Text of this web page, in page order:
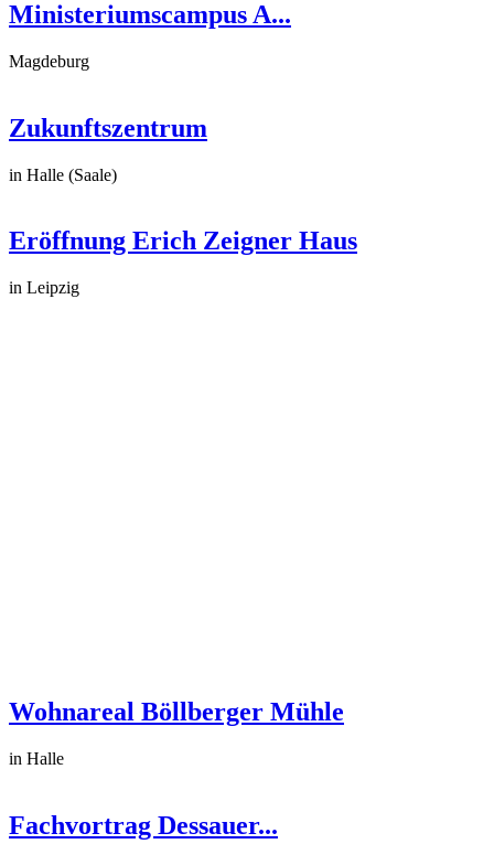
Ministeriumscampus A...
Magdeburg
Zukunftszentrum
in Halle (Saale)
Eröffnung Erich Zeigner Haus
in Leipzig
Wohnareal Böllberger Mühle
in Halle
Fachvortrag Dessauer...